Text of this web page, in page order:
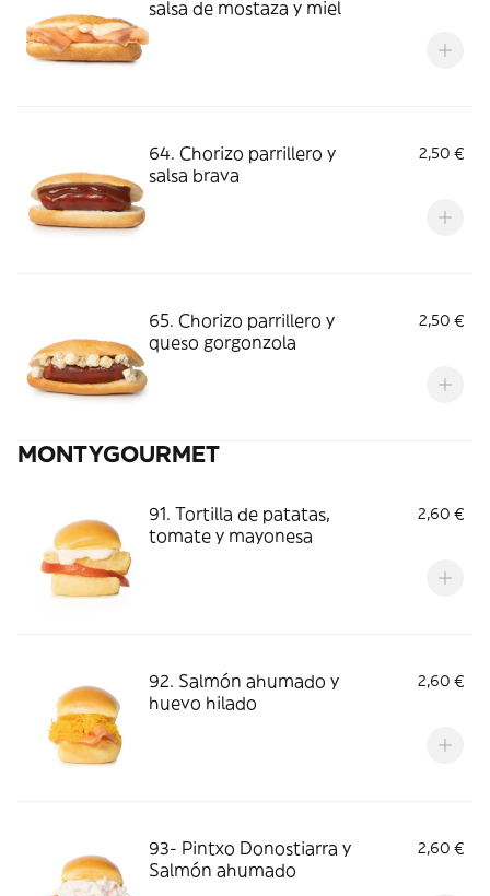
salsa de mostaza y miel
64. Chorizo parrillero y
salsa brava
2,50 €
65. Chorizo parrillero y
queso gorgonzola
2,50 €
MONTYGOURMET
91. Tortilla de patatas,
tomate y mayonesa
2,60 €
92. Salmón ahumado y
huevo hilado
2,60 €
93- Pintxo Donostiarra y
Salmón ahumado
2,60 €